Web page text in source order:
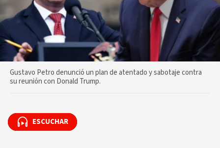
Gustavo Petro denunció un plan de atentado y sabotaje contra
su reunión con Donald Trump.
ESCUCHAR
ESCUCHAR